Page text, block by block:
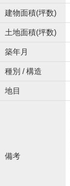
建物面積(坪数)
土地面積(坪数)
築年月
種別 / 構造
地目
備考